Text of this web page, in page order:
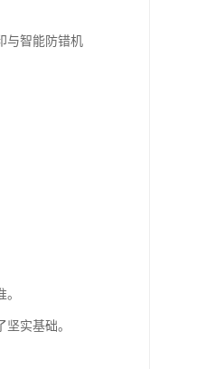
与智能防错机
实基础。